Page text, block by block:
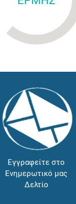
Εγγραφείτε στο
Ενημερωτικό μας
Δελτίο